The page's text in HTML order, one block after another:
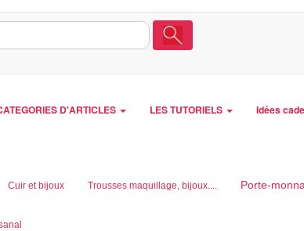
D'ARTICLES LES TUTORIELS Idées
Cuir et bijoux Trousses maquillage, bijoux.... Porte-